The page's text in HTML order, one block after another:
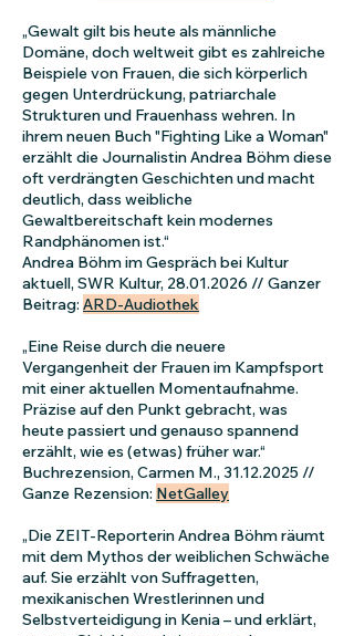
„Gewalt gilt bis heute als männliche
Domäne, doch weltweit gibt es zahlreiche
Beispiele von Frauen, die sich körperlich
gegen Unterdrückung, patriarchale
Strukturen und Frauenhass wehren. In
ihrem neuen Buch "Fighting Like a Woman"
erzählt die Journalistin Andrea Böhm diese
oft verdrängten Geschichten und macht
deutlich, dass weibliche
Gewaltbereitschaft kein modernes
Randphänomen ist.“
Andrea Böhm im Gespräch bei Kultur
aktuell, SWR Kultur, 28.01.2026 // Ganzer
Beitrag: ARD-Audiothek
„Eine Reise durch die neuere
Vergangenheit der Frauen im Kampfsport
mit einer aktuellen Momentaufnahme.
Präzise auf den Punkt gebracht, was
heute passiert und genauso spannend
erzählt, wie es (etwas) früher war.“
Buchrezension, Carmen M., 31.12.2025 //
Ganze Rezension: NetGalley
„Die ZEIT-ReporterinAndrea Böhmräumt
mit dem Mythos der weiblichen Schwäche
auf. Sie erzählt von Suffragetten,
mexikanischen Wrestlerinnen und
Selbstverteidigung in Kenia – und erklärt,